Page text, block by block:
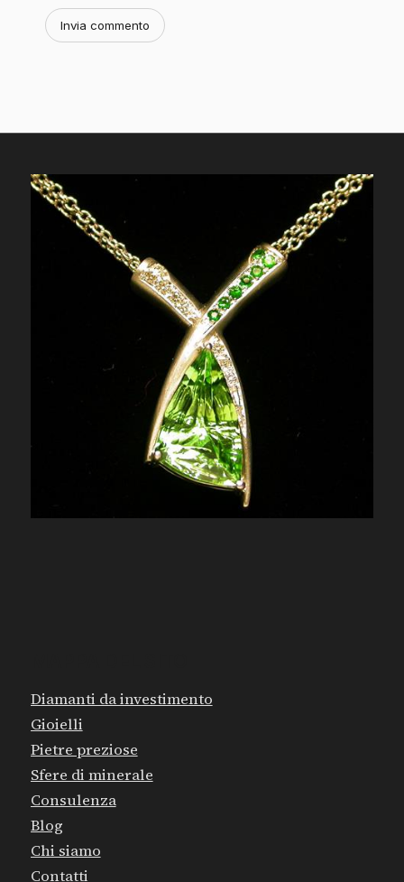
Diamanti da investimento
Gioielli
Pietre preziose
Sfere di minerale
Consulenza
Blog
Chi siamo
Contatti